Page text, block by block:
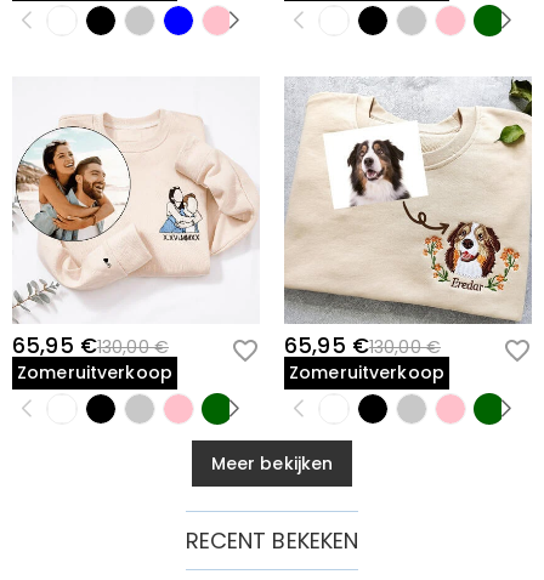
65,95 €130,00 €
Zomeruitverkoop
65,95 €130,00 €
Zomeruitverkoop
Meer bekijken
RECENT BEKEKEN